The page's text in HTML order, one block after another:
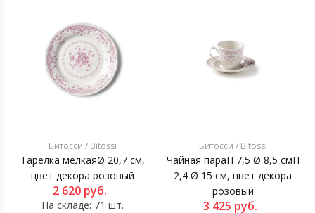
Битосси / Bitossi
Тарелка мелкаяØ 20,7 см,
цвет декора розовый
2 620 руб.
На складе: 71 шт.
Битосси / Bitossi
Чайная параH 7,5 Ø 8,5 смH
2,4 Ø 15 см, цвет декора
розовый
3 425 руб.